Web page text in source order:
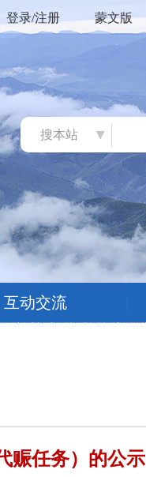
登录/注册 蒙文版
搜本站
互动交流
赈任务）的公示